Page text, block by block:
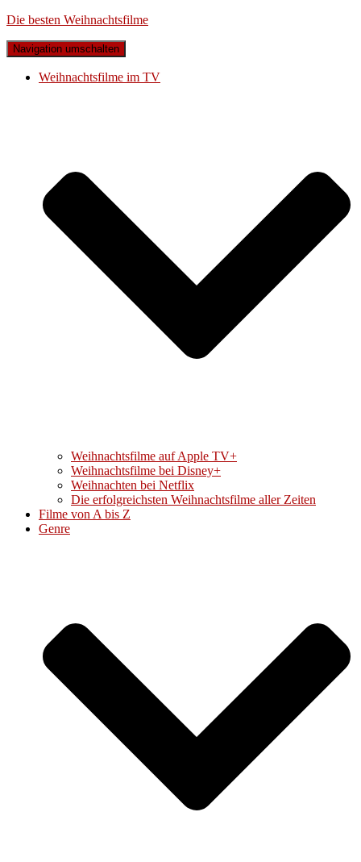
Die besten Weihnachtsfilme
Navigation umschalten
Weihnachtsfilme im TV
Weihnachtsfilme auf Apple TV+
Weihnachtsfilme bei Disney+
Weihnachten bei Netflix
Die erfolgreichsten Weihnachtsfilme aller Zeiten
Filme von A bis Z
Genre